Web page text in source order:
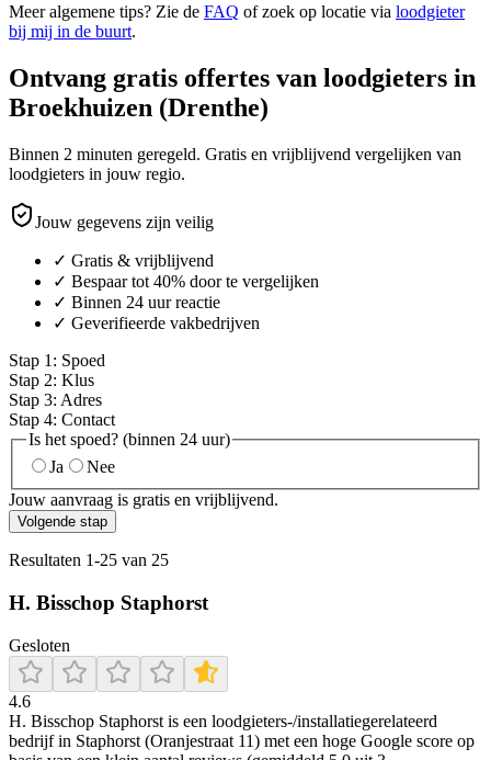
Meer algemene tips? Zie de FAQ of zoek op locatie via loodgieter
bij mij in de buurt.
Ontvang gratis offertes van loodgieters in
Broekhuizen (Drenthe)
Binnen 2 minuten geregeld. Gratis en vrijblijvend vergelijken van
loodgieters in jouw regio.
Jouw gegevens zijn veilig
✓ Gratis & vrijblijvend
✓ Bespaar tot 40% door te vergelijken
✓ Binnen 24 uur reactie
✓ Geverifieerde vakbedrijven
Stap 1 : Spoed
Stap 2: Klus
Stap 3: Adres
Stap 4: Contact
Is het spoed? (binnen 24 uur)
Ja
Nee
Jouw aanvraag is gratis en vrijblijvend.
Volgende stap
Resultaten 1-25 van 25
H. Bisschop Staphorst
Gesloten
4.6
H. Bisschop Staphorst is een loodgieters-/installatiegerelateerd
bedrijf in Staphorst (Oranjestraat 11) met een hoge Google score op